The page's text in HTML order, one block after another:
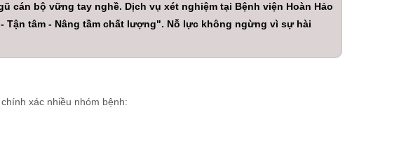
cán bộ vững tay nghề. Dịch vụ xét nghiệm tại Bệnh viện Hoàn Hảo
tâm - Nâng tầm chất lượng". Nỗ lực không ngừng vì sự hài
xác nhiều nhóm bệnh: